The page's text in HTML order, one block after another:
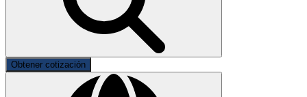
Obtener cotización